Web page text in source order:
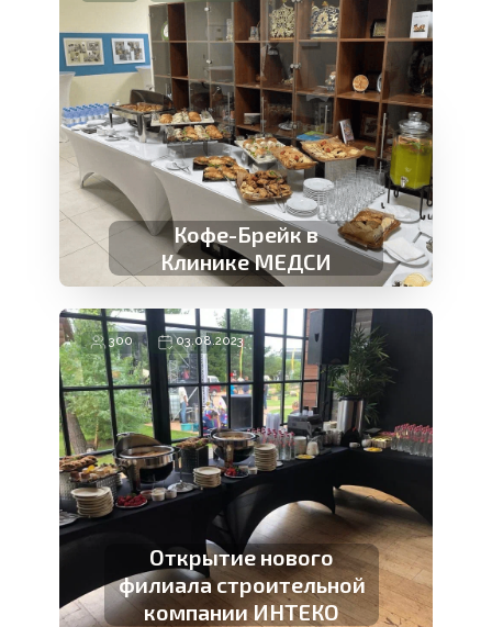
Новогодний Фуршет
Кофе-Брейк в
Клинике МЕДСИ
Открытие нового
филиала строительной
компании ИНТЕКО
300 03.08.2023